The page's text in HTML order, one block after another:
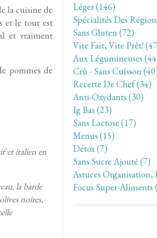
la cuisine de
et le tour est
et vraiment
pommes de
et italien en
la barde
noires,
Léger(146)
Spécialités Des
Sans Gluten (72)
Vite Fait, Vite Prêt!
Aux Légumineuses
Crû - Sans Cuisson
Recette De Chef(34)
Anti-Oxydants (30)
Ig Bas (23)
Sans Lactose (17)
Menus (15)
Détox(7)
Sans Sucre Ajouté (7)
Astuces Organisation,
Focus Super-Aliments